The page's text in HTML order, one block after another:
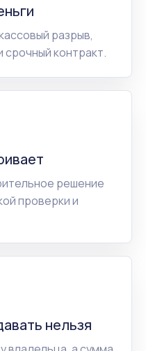
разрыв,
срочный контракт.
решение
проверки и
нельзя